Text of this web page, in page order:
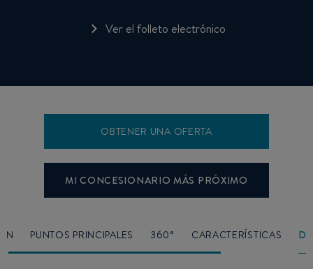
Ver el folleto electrónico
OBTENER UNA OFERTA
MI CONCESIONARIO MÁS PRÓXIMO
PUNTOS PRINCIPALES 360° CARACTERÍSTICAS